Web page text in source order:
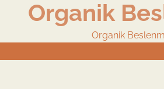
Organik
Organik